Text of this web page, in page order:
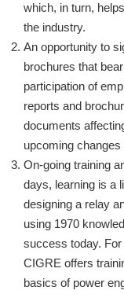
which, in turn,
the industry.
An opportunity to
brochures that
participation of
reports and
documents
upcoming
On-going training
days, learning is a
designing a relay
using 1970
success today.
CIGRE offers
basics of power